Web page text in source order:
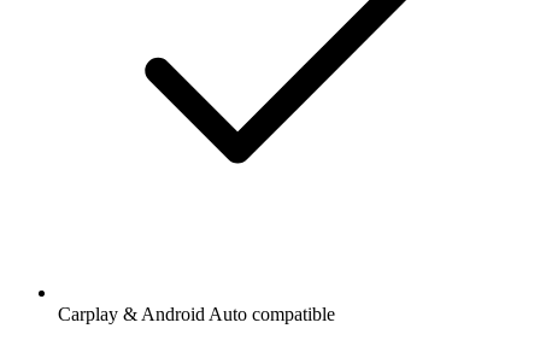
Carplay & Android Auto compatible